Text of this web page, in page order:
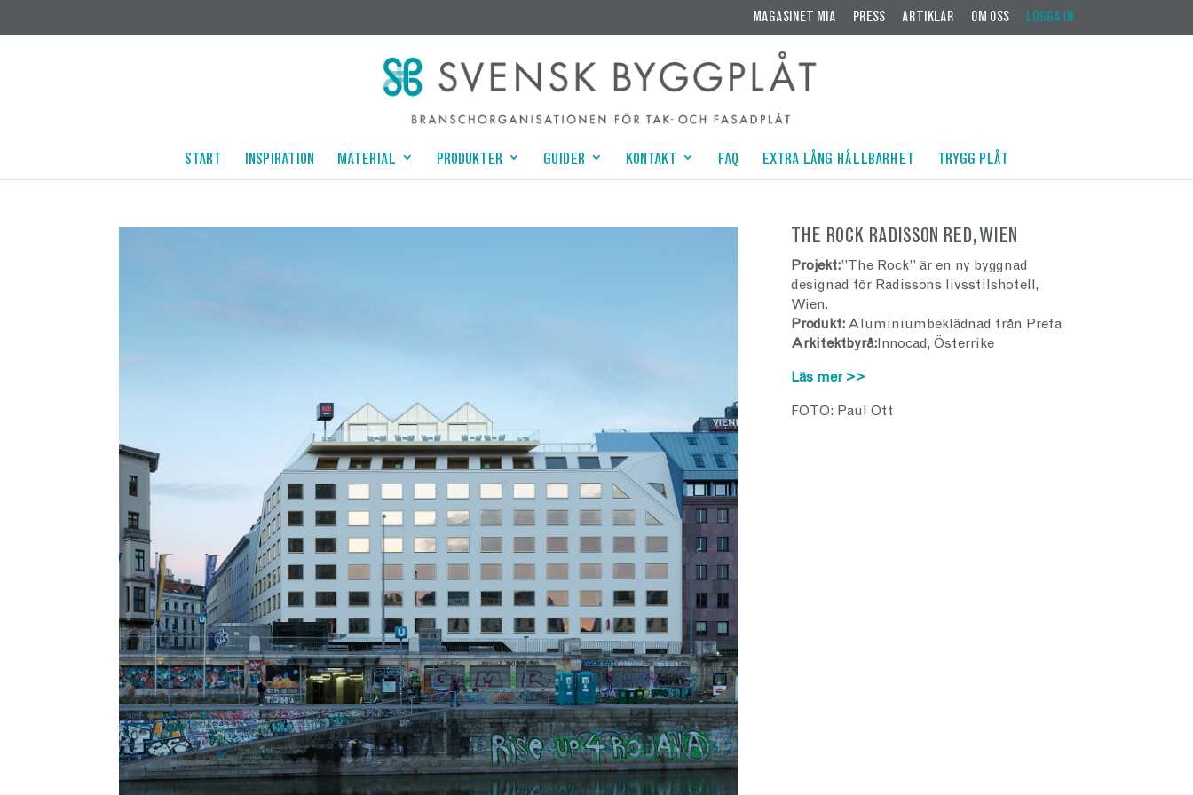
MAGASINET MIA PRESS ARTIKLAR OM OSS LOGGA IN
START INSPIRATION MATERIAL PRODUKTER GUIDER KONTAKT FAQ EXTRA LÅNG HÅLLBARHET TRYGG PLÅT
THE ROCK RADISSON RED, WIEN
Projekt:”The Rock” är en ny byggnad
designad för Radissons livsstilshotell,
Wien.
Produkt:Aluminiumbeklädnad från Prefa
Arkitektbyrå:Innocad, Österrike
Läs mer >>
FOTO: Paul Ott